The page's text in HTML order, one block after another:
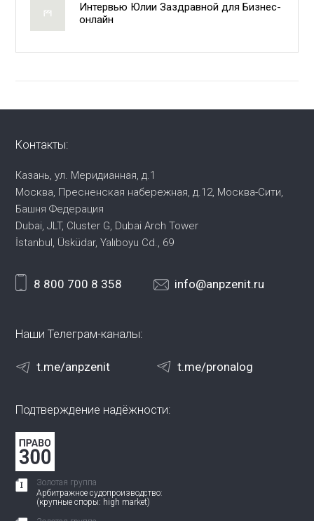
Интервью Юлии Заздравной для Бизнес-
онлайн
Контакты:
Казань, ул. Меридианная, д.1
Москва, Пресненская набережная, д.12, Москва-Сити,
Башня Федерация
Dubai, JLT, Cluster G, Dubai Arch Tower
İstanbul, Üsküdar, Yalıboyu Cd., 69
8 800 700 8 358 info@anpzenit.ru
Наши Телеграм-каналы:
t.me/anpzenit t.me/pronalog
Подтверждение надёжности:
Золотая группа
Арбитражное судопроизводство:
(крупные споры: high market)